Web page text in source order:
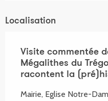
Localisation
Visite commentée
Mégalithes du
racontent la
Mairie, Eglise Notre-